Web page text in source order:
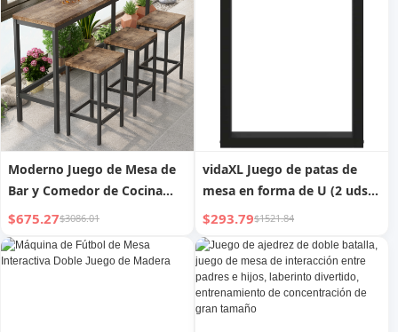
Moderno Juego de Mesa de
Bar y Comedor de Cocina
con 3 Taburetes, Fácil
Montaje
$675.27$3086.01
vidaXL Juego de patas de
mesa en forma de U (2 uds.)
Acero negro 60x(72-73)cm
$293.79$1521.84